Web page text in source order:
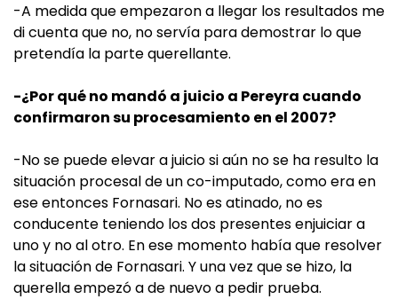
-A medida que empezaron a llegar los resultados me
di cuenta que no, no servía para demostrar lo que
pretendía la parte querellante.
-¿Por qué no mandó a juicio a Pereyra cuando
confirmaron su procesamiento en el 2007?
-No se puede elevar a juicio si aún no se ha resulto la
situación procesal de un co-imputado, como era en
ese entonces Fornasari. No es atinado, no es
conducente teniendo los dos presentes enjuiciar a
uno y no al otro. En ese momento había que resolver
la situación de Fornasari. Y una vez que se hizo, la
querella empezó a de nuevo a pedir prueba.